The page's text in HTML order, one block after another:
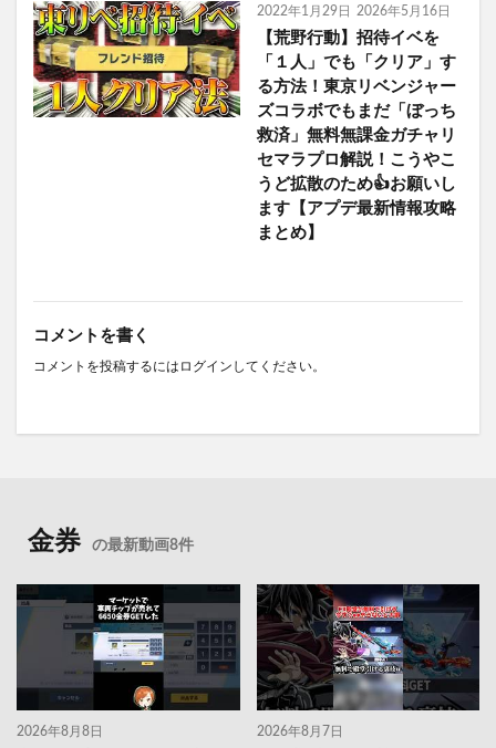
2022年1月29日 2026年5月16日
【荒野行動】招待イベを
「１人」でも「クリア」す
る方法！東京リベンジャー
ズコラボでもまだ「ぼっち
救済」無料無課金ガチャリ
セマラプロ解説！こうやこ
うど拡散のため👍お願いし
ます【アプデ最新情報攻略
まとめ】
コメントを書く
コメントを投稿するには ログイン してください。
金券 の最新動画8件
2026年8月8日 2026年8月7日